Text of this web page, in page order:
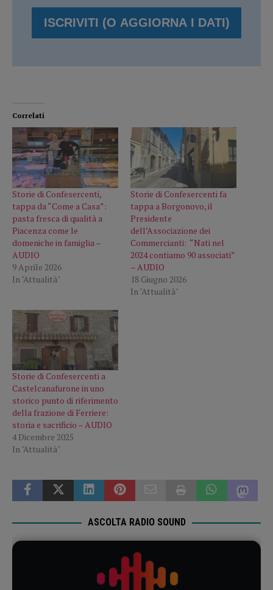
Correlati
Storie di Confesercenti,
tappa da “Come a Casa”:
pasta fresca di qualità a
Piacenza come le
domeniche in famiglia –
AUDIO
9 Aprile 2026
In "Attualità"
Storie di Confesercenti fa
tappa a Borgonovo, il
Presidente
dell’Associazione dei
Commercianti: “Nati nel
2024 contiamo 90 associati”
– AUDIO
18 Giugno 2026
In "Attualità"
Storie di Confesercenti a
Castelcanafurone in uno
storico punto di riferimento
della frazione di Ferriere:
storia e sacrificio – AUDIO
4 Dicembre 2025
In "Attualità"
ASCOLTA RADIO SOUND